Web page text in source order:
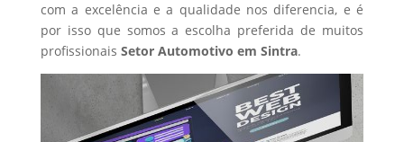
com a excelência e a qualidade nos diferencia, e é
por isso que somos a escolha preferida de muitos
profissionais Setor Automotivo em Sintra.